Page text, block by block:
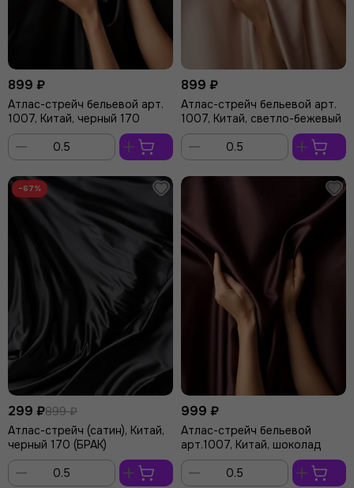
899 ₽
Атлас-стрейч бельевой арт.
1007, Китай, черный 170
корзину
899 ₽
Атлас-стрейч бельевой арт.
1007, Китай, светло-бежевый
корзину
−67%
299 ₽899 ₽
Атлас-стрейч (сатин), Китай,
черный 170 (БРАК)
999 ₽
Атлас-стрейч бельевой
арт.1007, Китай, шоколад